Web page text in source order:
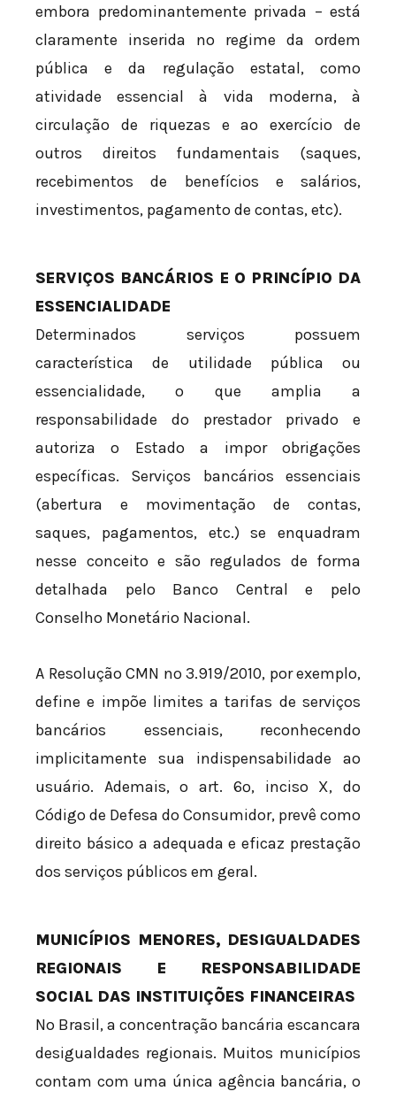
embora predominantemente privada – está
claramente inserida no regime da ordem
pública e da regulação estatal, como
atividade essencial à vida moderna, à
circulação de riquezas e ao exercício de
outros direitos fundamentais (saques,
recebimentos de benefícios e salários,
investimentos, pagamento de contas, etc).
SERVIÇOS BANCÁRIOS E O PRINCÍPIO DA
ESSENCIALIDADE
Determinados serviços possuem
característica de utilidade pública ou
essencialidade, o que amplia a
responsabilidade do prestador privado e
autoriza o Estado a impor obrigações
específicas. Serviços bancários essenciais
(abertura e movimentação de contas,
saques, pagamentos, etc.) se enquadram
nesse conceito e são regulados de forma
detalhada pelo Banco Central e pelo
Conselho Monetário Nacional.
A Resolução CMN nº 3.919/2010, por exemplo,
define e impõe limites a tarifas de serviços
bancários essenciais, reconhecendo
implicitamente sua indispensabilidade ao
usuário. Ademais, o art. 6º, inciso X, do
Código de Defesa do Consumidor, prevê como
direito básico a adequada e eficaz prestação
dos serviços públicos em geral.
MUNICÍPIOS MENORES, DESIGUALDADES
REGIONAIS E RESPONSABILIDADE
SOCIAL DAS INSTITUIÇÕES FINANCEIRAS
No Brasil, a concentração bancária escancara
desigualdades regionais. Muitos municípios
contam com uma única agência bancária, o